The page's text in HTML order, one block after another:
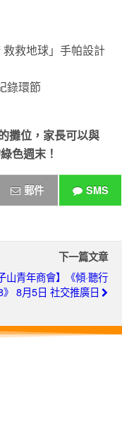
救地球」手帕設計
錄環節
攤位，家長可以與
色週末！
郵件 SMS
下一篇文章
山青年商會】《傾·聽行
8月5日 社交推廣日